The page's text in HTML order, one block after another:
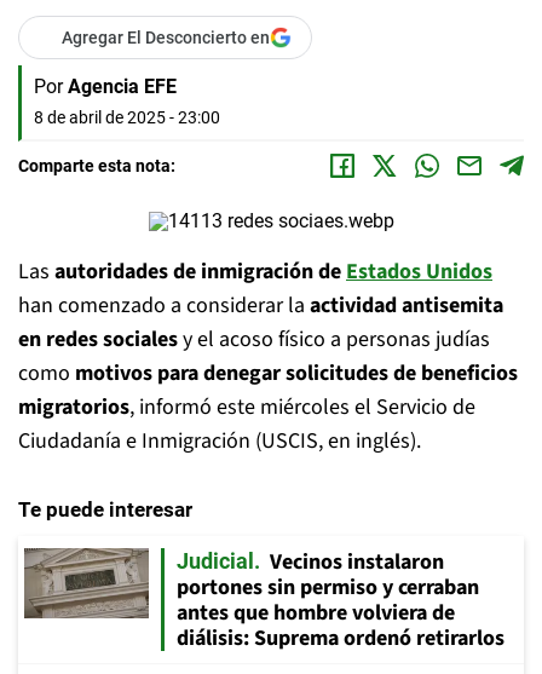
Agregar El Desconcierto en
Por Agencia EFE
8 de abril de 2025 - 23:00
Comparte esta nota:
Las autoridades de inmigración deEstados Unidos
han comenzado a considerar la actividad antisemita
en redes socialesy el acoso físico a personas judías
como motivos para denegar solicitudes de beneficios
migratorios, informó este miércoles el Servicio de
Ciudadanía e Inmigración (USCIS, en inglés).
Te puede interesar
Judicial
Vecinos instalaron
portones sin permiso y cerraban
antes que hombre volviera de
diálisis: Suprema ordenó retirarlos